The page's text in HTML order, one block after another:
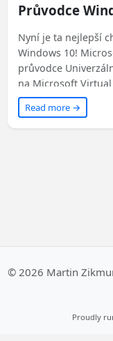
Průvodce
Nyní je ta nejlepší
Windows 10!
průvodce
na Microsoft Virtual
a Shenem
vývojářském světě
naučte vyvíjet
Read more →
© 2026 Martin
Proudly